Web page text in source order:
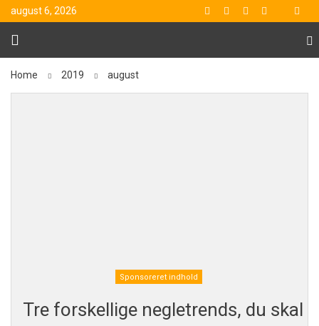
august 6, 2026
Home 2019 august
Sponsoreret indhold
Tre forskellige negletrends, du skal